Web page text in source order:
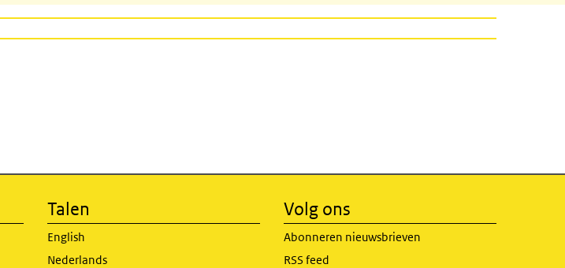
Talen
English
Nederlands
Volg ons
Abonneren nieuwsbrieven
RSS feed